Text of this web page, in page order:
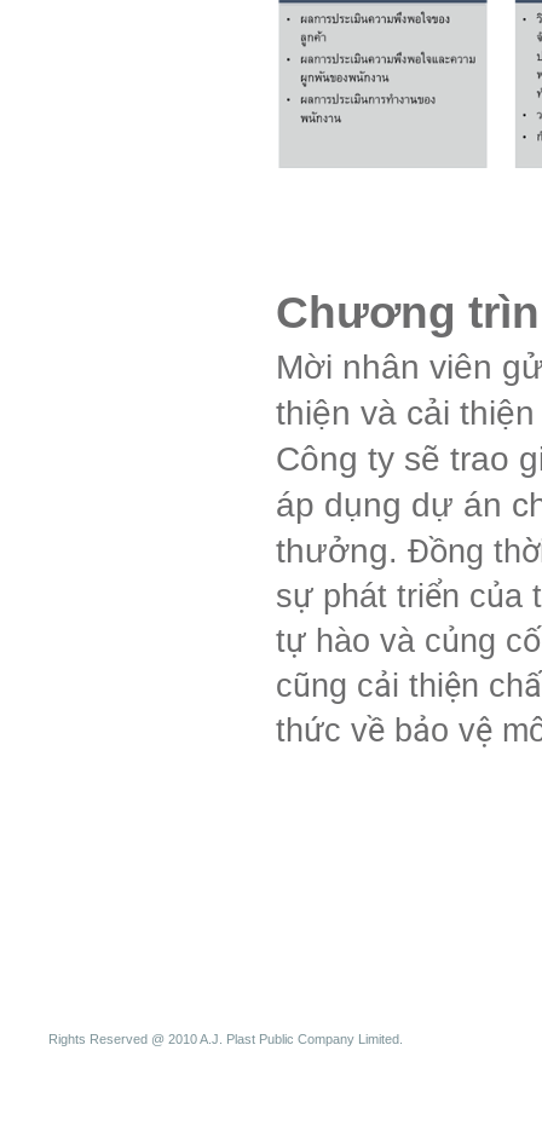
Chương
Mời nhân viên
thiện và cải
Công ty sẽ trao
áp dụng dự án
thưởng. Đồng
sự phát triển của
tự hào và củng
cũng cải thiện
thức về bảo vệ
Rights Reserved @ 2010 A.J. Plast Public Company Limited.